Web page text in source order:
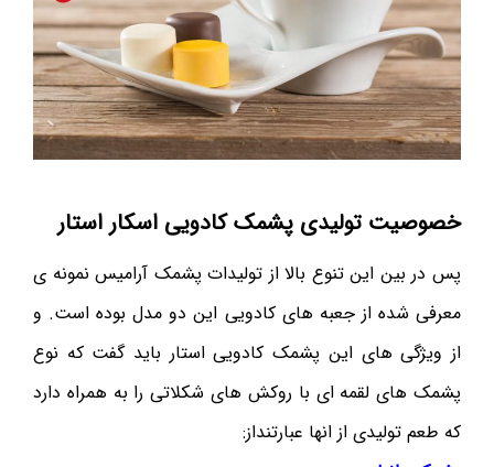
خصوصیت تولیدی پشمک کادویی اسکار استار
پس در بین این تنوع بالا از تولیدات پشمک آرامیس نمونه ی
معرفی شده از جعبه های کادویی این دو مدل بوده است. و
از ویژگی های این پشمک کادویی استار باید گفت که نوع
پشمک های لقمه ای با روکش های شکلاتی را به همراه دارد
که طعم تولیدی از انها عبارتنداز: